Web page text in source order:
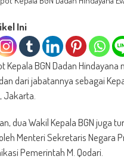
Ini
Kepala BGN Dadan
dari jabatannya sebagai
Jakarta.
dua Wakil Kepala BGN juga
Menteri Sekretaris Negara
Pemerintah M. Qodari.